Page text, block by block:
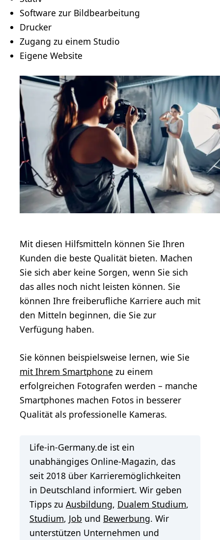
Software zur Bildbearbeitung
Drucker
Zugang zu einem Studio
Eigene Website
Mit diesen Hilfsmitteln können Sie Ihren
Kunden die beste Qualität bieten. Machen
Sie sich aber keine Sorgen, wenn Sie sich
das alles noch nicht leisten können. Sie
können Ihre freiberufliche Karriere auch mit
den Mitteln beginnen, die Sie zur
Verfügung haben.
Sie können beispielsweise lernen, wie Sie
mit Ihrem Smartphone zu einem
erfolgreichen Fotografen werden – manche
Smartphones machen Fotos in besserer
Qualität als professionelle Kameras.
Life-in-Germany.de ist ein
unabhängiges Online-Magazin, das
seit 2018 über Karrieremöglichkeiten
in Deutschland informiert. Wir geben
Tipps zu Ausbildung, Dualem Studium,
Studium, Job und Bewerbung. Wir
unterstützen Unternehmen und